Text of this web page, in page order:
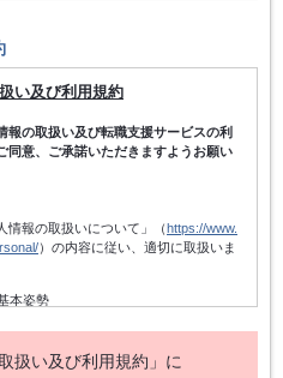
い及び利用規約
の取扱い及び転職支援サービスの利
同意、ご承諾いただきますようお願い
情報の取扱いについて」（ https://www.
）の内容に従い、適切に取扱いま
本姿勢
っては、適法かつ公正な手段によって
扱い及び利用規約」に